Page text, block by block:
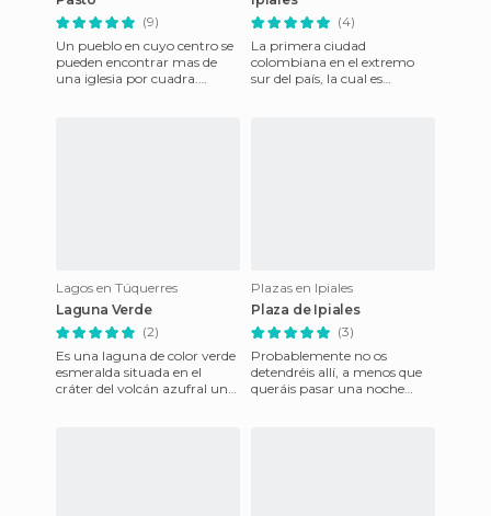
(9)
Un pueblo en cuyo centro se
pueden encontrar mas de
una iglesia por cuadra.
(4)
La primera ciudad
colombiana en el extremo
sur del país, la cual es
Lagos en Túquerres
Laguna Verde
(2)
Es una laguna de color verde
esmeralda situada en el
cráter del volcán azufral uno
Plazas en Ipiales
Plaza de Ipiales
(3)
Probablemente no os
detendréis allí, a menos que
queráis pasar una noche